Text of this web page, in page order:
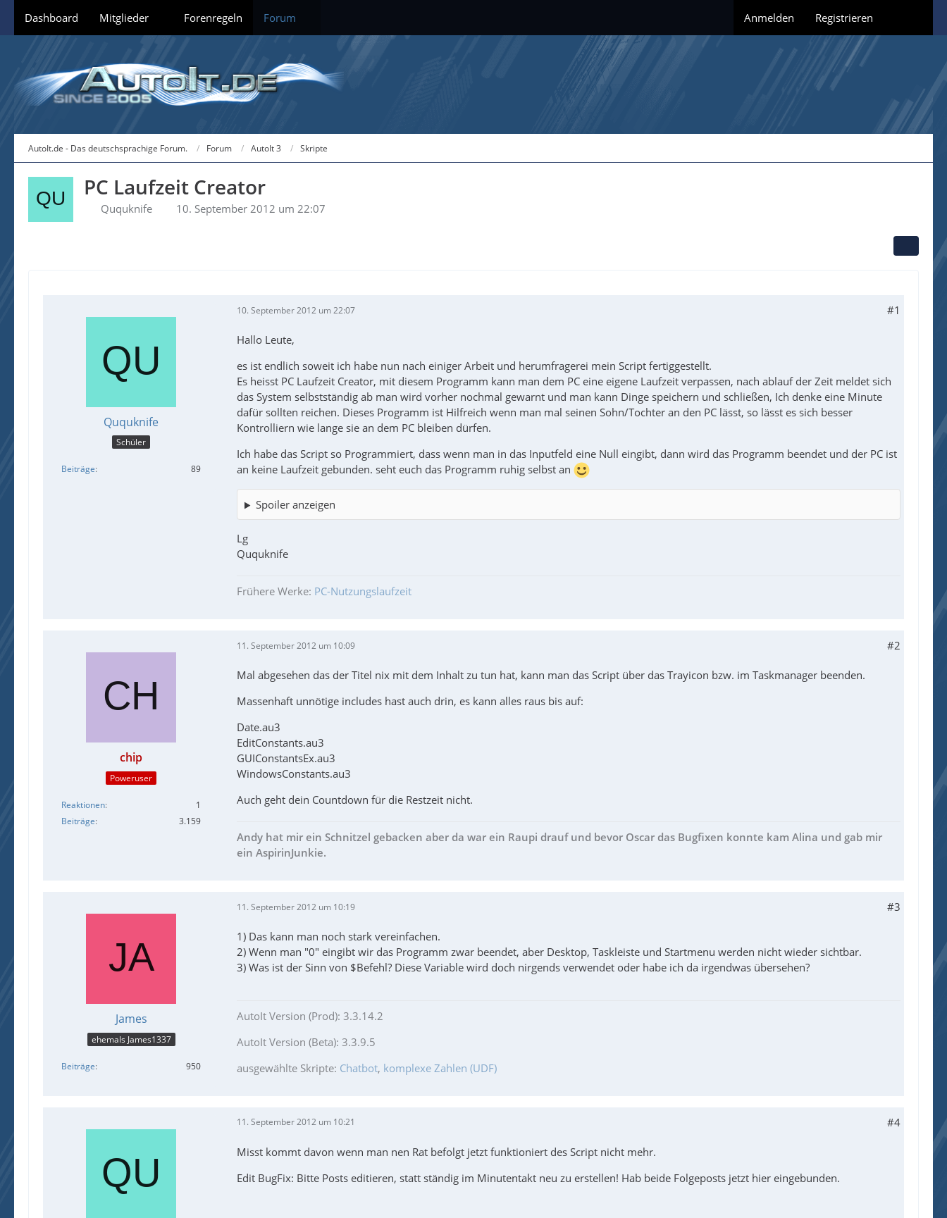
Dashboard Mitglieder Forenregeln Forum Anmelden Registrieren
AutoIt.de - Das deutschsprachige Forum. Forum AutoIt 3 Skripte
PC Laufzeit Creator
Ququknife 10. September 2012 um 22:07
Ququknife
Schüler
Beiträge 89
10. September 2012 um 22:07 #1
Hallo Leute,
es ist endlich soweit ich habe nun nach einiger Arbeit und herumfragerei mein Script fertiggestellt.
Es heisst PC Laufzeit Creator, mit diesem Programm kann man dem PC eine eigene Laufzeit verpassen, nach ablauf der Zeit meldet sich
das System selbstständig ab man wird vorher nochmal gewarnt und man kann Dinge speichern und schließen, Ich denke eine Minute
dafür sollten reichen. Dieses Programm ist Hilfreich wenn man mal seinen Sohn/Tochter an den PC lässt, so lässt es sich besser
Kontrolliern wie lange sie an dem PC bleiben dürfen.
Ich habe das Script so Programmiert, dass wenn man in das Inputfeld eine Null eingibt, dann wird das Programm beendet und der PC ist
an keine Laufzeit gebunden. seht euch das Programm ruhig selbst an
Spoiler anzeigen
Lg
Ququknife
Frühere Werke: PC-Nutzungslaufzeit
chip
Poweruser
Reaktionen
1
Beiträge
3.159
11. September 2012 um 10:09 #2
Mal abgesehen das der Titel nix mit dem Inhalt zu tun hat, kann man das Script über das Trayicon bzw. im Taskmanager beenden.
Massenhaft unnötige includes hast auch drin, es kann alles raus bis auf:
Date.au3
EditConstants.au3
GUIConstantsEx.au3
WindowsConstants.au3
Auch geht dein Countdown für die Restzeit nicht.
Andy hat mir ein Schnitzel gebacken aber da war ein Raupi drauf und bevor Oscar das Bugfixen konnte kam Alina und gab mir
ein AspirinJunkie.
James
ehemals James1337
Beiträge 950
11. September 2012 um 10:19 #3
1) Das kann man noch stark vereinfachen.
2) Wenn man "0" eingibt wir das Programm zwar beendet, aber Desktop, Taskleiste und Startmenu werden nicht wieder sichtbar.
3) Was ist der Sinn von $Befehl? Diese Variable wird doch nirgends verwendet oder habe ich da irgendwas übersehen?
AutoIt Version (Prod): 3.3.14.2
AutoIt Version (Beta): 3.3.9.5
ausgewählte Skripte: Chatbot, komplexe Zahlen (UDF)
11. September 2012 um 10:21 #4
Misst kommt davon wenn man nen Rat befolgt jetzt funktioniert des Script nicht mehr.
Edit BugFix: Bitte Posts editieren, statt ständig im Minutentakt neu zu erstellen! Hab beide Folgeposts jetzt hier eingebunden.